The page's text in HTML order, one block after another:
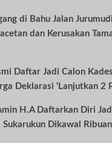
di Bahu Jalan
dan Kerusakan
Daftar Jadi Calon
Deklarasi ‘Lanjutkan 2
H.A Daftarkan Diri
Sukarukun Dikawal